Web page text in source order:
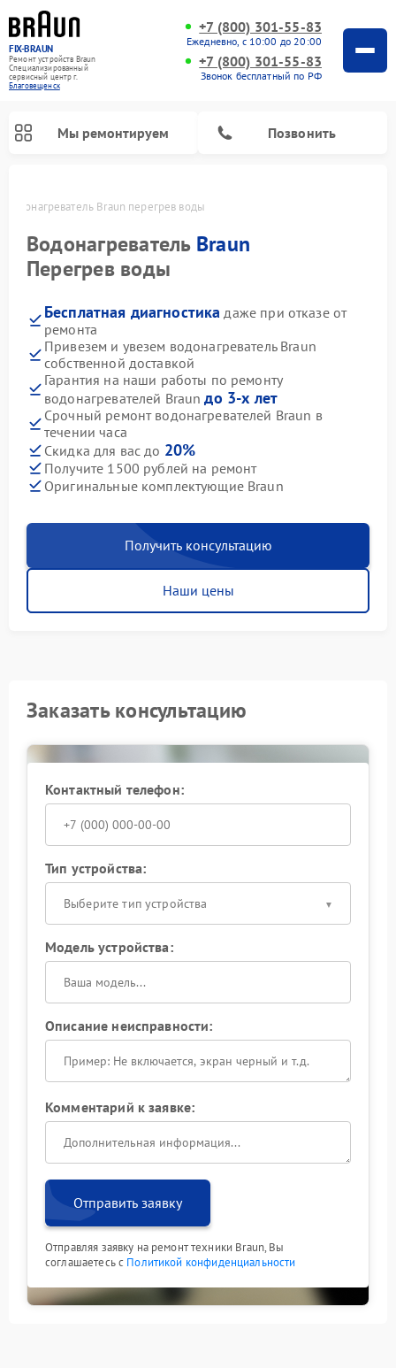
FIX-BRAUN
Ремонт устройств Braun
Специализированный
cервисный центр г.
Благовещенск
+7 (800) 301-55-83
Ежедневно, с 10:00 до 20:00
+7 (800) 301-55-83
Звонок бесплатный по РФ
Мы ремонтируем Позвонить
Водонагреватель Braun перегрев воды
Водонагреватель Braun
Перегрев воды
Бесплатная диагностика даже при отказе от
ремонта
Привезем и увезем водонагреватель Braun
собственной доставкой
Гарантия на наши работы по ремонту
водонагревателей Braunдо 3-х лет
Срочный ремонт водонагревателей Braun в
течении часа
Скидка для вас до 20%
Получите 1500 рублей на ремонт
Оригинальные комплектующие Braun
Получить консультацию
Наши цены
Заказать консультацию
Контактный телефон:
Тип устройства:
Выберите тип устройства
Модель устройства:
Описание неисправности:
Комментарий к заявке:
Отправить заявку
Отправляя заявку на ремонт техники Braun, Вы
соглашаетесь с Политикой конфиденциальности